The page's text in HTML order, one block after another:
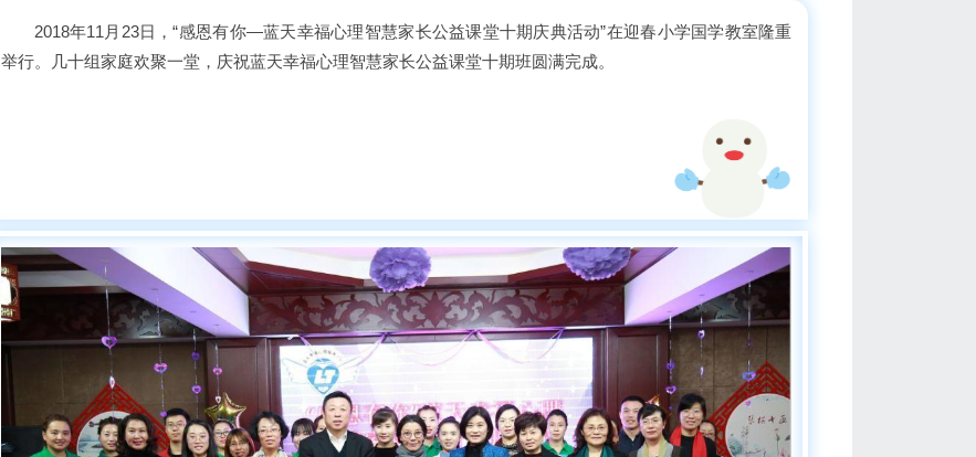
2018年11月23日，“感恩有你—蓝天幸福心理智慧家长公益课堂十期庆典活动”在迎春小学国学教室隆重
举行。几十组家庭欢聚一堂，庆祝蓝天幸福心理智慧家长公益课堂十期班圆满完成。